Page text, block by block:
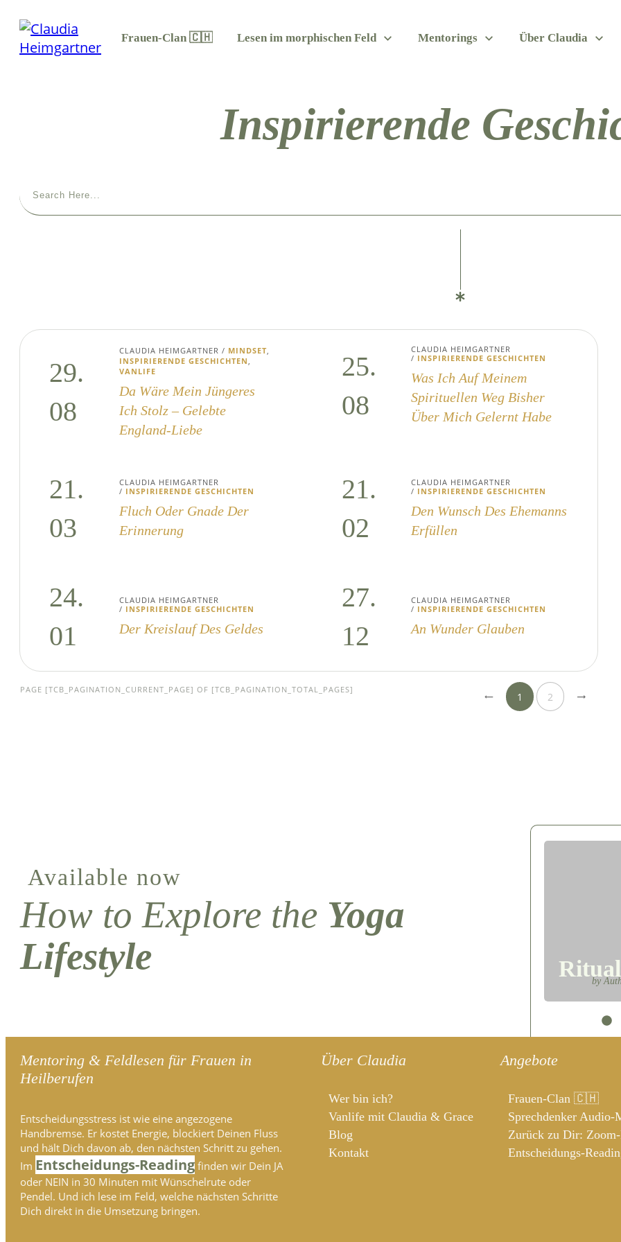
Frauen-Clan 🇨🇭 Lesen im morphischen Feld Mentorings Über Claudia
Inspirierende
29.
08
CLAUDIA HEIMGARTNER / MINDSET,
INSPIRIERENDE GESCHICHTEN,
VANLIFE
Da Wäre Mein Jüngeres
Ich Stolz – Gelebte
England-Liebe
25.
08
CLAUDIA HEIMGARTNER
/ INSPIRIERENDE GESCHICHTEN
Was Ich Auf Meinem
Spirituellen Weg Bisher
Über Mich Gelernt Habe
21.
03
CLAUDIA HEIMGARTNER
/ INSPIRIERENDE GESCHICHTEN
Fluch Oder Gnade Der
Erinnerung
21.
02
CLAUDIA HEIMGARTNER
/ INSPIRIERENDE GESCHICHTEN
Den Wunsch Des Ehemanns
Erfüllen
24.
01
CLAUDIA HEIMGARTNER
/ INSPIRIERENDE GESCHICHTEN
Der Kreislauf Des Geldes
27.
12
CLAUDIA HEIMGARTNER
/ INSPIRIERENDE GESCHICHTEN
An Wunder Glauben
PAGE [TCB_PAGINATION_CURRENT_PAGE] OF [TCB_PAGINATION_TOTAL_PAGES]
1 2
Available now
How to Explore the Yoga
Lifestyle
by
Mentoring & Feldlesen für Frauen in
Heilberufen
Entscheidungsstress ist wie eine angezogene
Handbremse. Er kostet Energie, blockiert Deinen Fluss
und hält Dich davon ab, den nächsten Schritt zu gehen.
Im Entscheidungs-Reading finden wir Dein JA
oder NEIN in 30 Minuten mit Wünschelrute oder
Pendel. Und ich lese im Feld, welche nächsten Schritte
Dich direkt in die Umsetzung bringen.
Über Claudia
Wer bin ich?
Vanlife mit Claudia & Grace
Blog
Kontakt
Angebote
Frauen-Clan 🇨🇭
Sprechdenker Audio-
Zurück zu Dir:
Entscheidungs-